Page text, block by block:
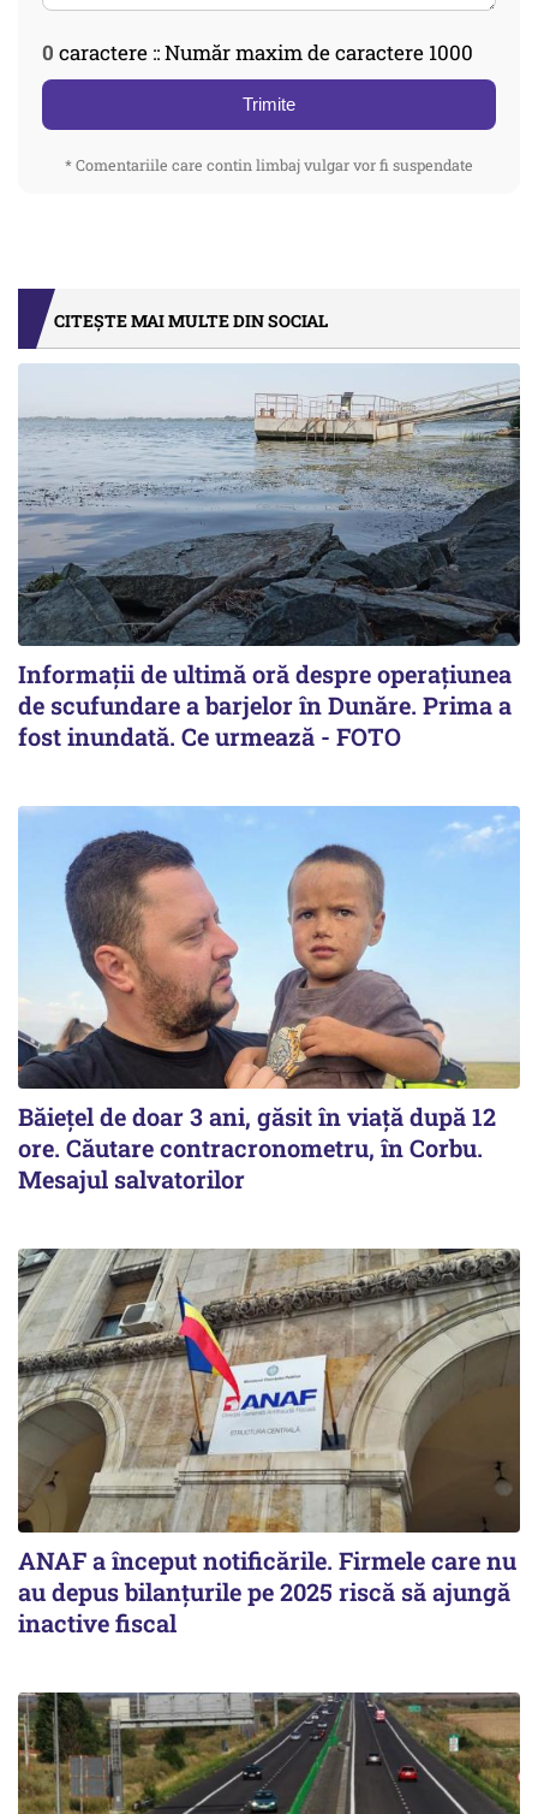
0 caractere :: Număr maxim de caractere 1000
Trimite
* Comentariile care contin limbaj vulgar vor fi suspendate
CITEȘTE MAI MULTE DIN SOCIAL
Informații de ultimă oră despre operațiunea
de scufundare a barjelor în Dunăre. Prima a
fost inundată. Ce urmează - FOTO
Băiețel de doar 3 ani, găsit în viață după 12
ore. Căutare contracronometru, în Corbu.
Mesajul salvatorilor
ANAF a început notificările. Firmele care nu
au depus bilanțurile pe 2025 riscă să ajungă
inactive fiscal